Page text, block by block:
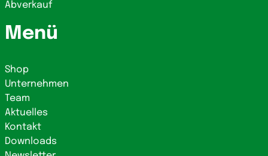
Abverkauf
Menü
Shop
Unternehmen
Team
Aktuelles
Kontakt
Downloads